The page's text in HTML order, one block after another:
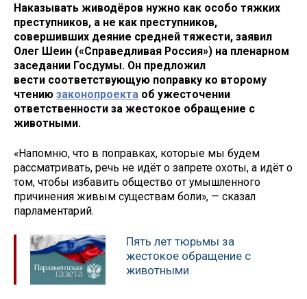
Наказывать живодёров нужно как особо тяжких
преступников, а не как преступников,
совершивших деяние средней тяжести, заявил
Олег Шеин («Справедливая Россия») на пленарном
заседании Госдумы. Он предложил
вести соответствующую поправку ко второму
чтению законопроекта об ужесточении
ответственности за жестокое обращение с
животными.
«Напомню, что в поправках, которые мы будем
рассматривать, речь не идёт о запрете охоты, а идёт о
том, чтобы избавить общество от умышленного
причинения живым существам боли», — сказал
парламентарий.
Пять лет тюрьмы за
жестокое обращение с
животными